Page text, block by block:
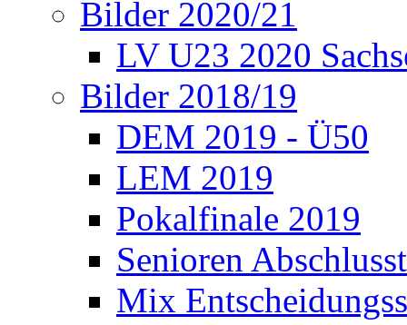
Bilder 2020/21
LV U23 2020
Bilder 2018/19
DEM 2019 - Ü50
LEM 2019
Pokalfinale 2019
Senioren
Mix